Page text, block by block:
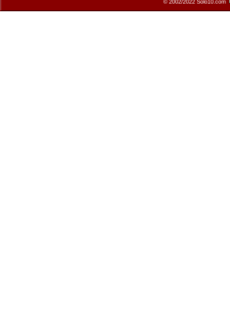
© 2002/2022 Solo10.com